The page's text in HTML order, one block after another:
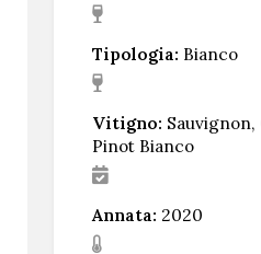
Tipologia: Bianco
Vitigno:
Pinot Bianco
Annata: 2020